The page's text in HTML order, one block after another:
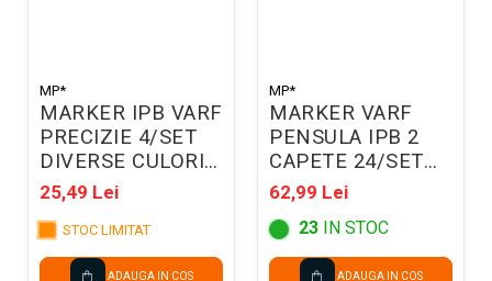
MP*
MARKER IPB VARF
PRECIZIE 4/SET
DIVERSE CULORI
PP928-01
25,49 Lei
STOC LIMITAT
ADAUGA IN COS
MP*
MARKER VARF
PENSULA IPB 2
CAPETE 24/SET
PP917-24
62,99 Lei
23 IN STOC
ADAUGA IN COS